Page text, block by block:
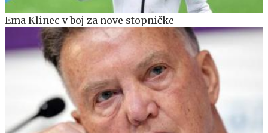
Ema Klinec v boj za nove stopničke